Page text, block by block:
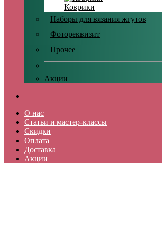
Коврики
Наборы для вязания жгутов
Фотореквизит
Прочее
Акции
О нас
Статьи и мастер-классы
Скидки
Оплата
Доставка
Акции